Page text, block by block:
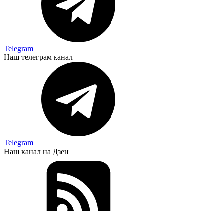
Telegram
Наш телеграм канал
Telegram
Наш канал на Дзен